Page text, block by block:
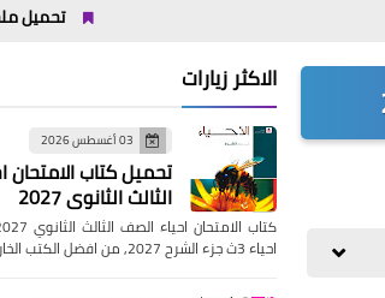
تحميل ملحق
الاكثر زيارات
03 أغسطس 2026
تحميل كتاب الامتحان
الثالث الثانوي 2027
احياء 3ث جزء الشرح 2027, من افضل الكتب الخارجية في شرح م…